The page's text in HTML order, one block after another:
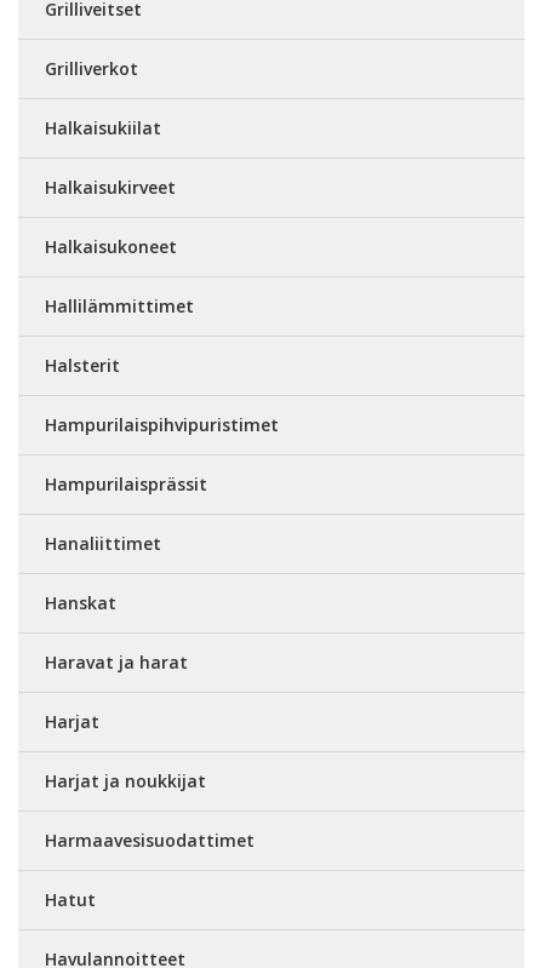
Grilliveitset
Grilliverkot
Halkaisukiilat
Halkaisukirveet
Halkaisukoneet
Hallilämmittimet
Halsterit
Hampurilaispihvipuristimet
Hampurilaisprässit
Hanaliittimet
Hanskat
Haravat ja harat
Harjat
Harjat ja noukkijat
Harmaavesisuodattimet
Hatut
Havulannoitteet